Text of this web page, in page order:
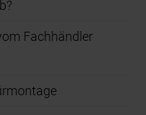
Fachhändler